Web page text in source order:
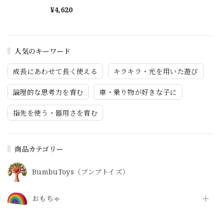
人気のキーワード
成長にあわせて長く使える キラキラ・光を用いた遊び
論理的な思考力を育む 車・乗り物が好きな子に
指先を使う・器用さを育む
商品カテゴリー
BumbuToys（ブンブトイズ）
おもちゃ
¥4,620